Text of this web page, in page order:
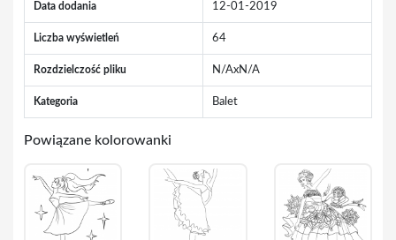
Data dodania 12-01-2019
Liczba wyświetleń 64
Rozdzielczość pliku N/AxN/A
Kategoria Balet
Powiązane kolorowanki